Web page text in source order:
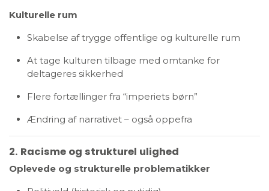
Kulturelle rum
Skabelse af trygge offentlige og kulturelle rum
At tage kulturen tilbage med omtanke for
deltageres sikkerhed
Flere fortællinger fra “imperiets børn”
Ændring af narrativet – også oppefra
2. Racisme og strukturel ulighed
Oplevede og strukturelle problematikker